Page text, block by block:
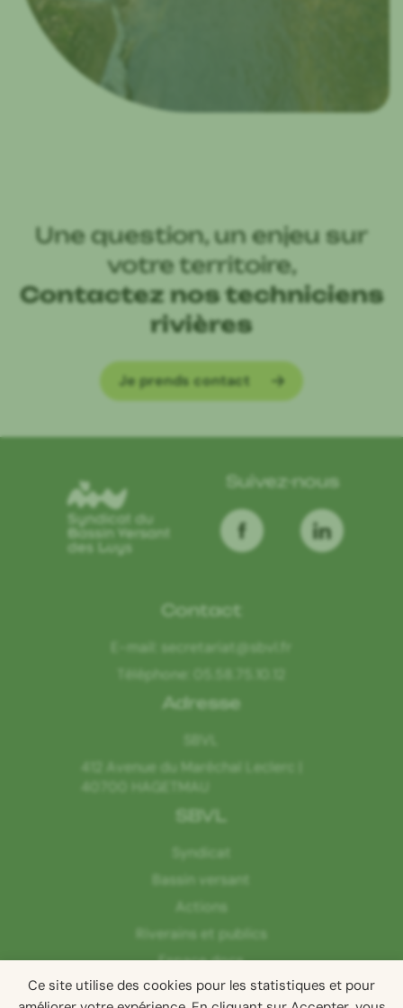
Ce site utilise des cookies pour les statistiques et pour
Une question, un enjeu sur
votre territoire,
Contactez nos techniciens
rivières
Je prends contact
Suivez-nous
Contact
E-mail:
secretariat@sbvl.fr
Téléphone:
Adresse
412 Avenue du Maréchal Leclerc |
40700 HAGETMAU
SBVL
Syndicat
Bassin versant
Actions
Riverains et publics
Espace docs
Contact